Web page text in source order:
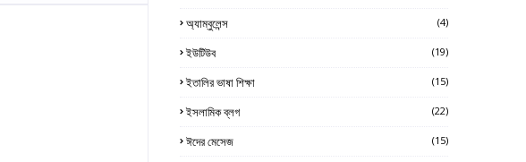
অ্যাম্বুলেন্স
(4)
ইউটিউব (19)
ইতালির ভাষা শিক্ষা (15)
ইসলামিক ব্লগ (22)
ঈদের মেসেজ (15)